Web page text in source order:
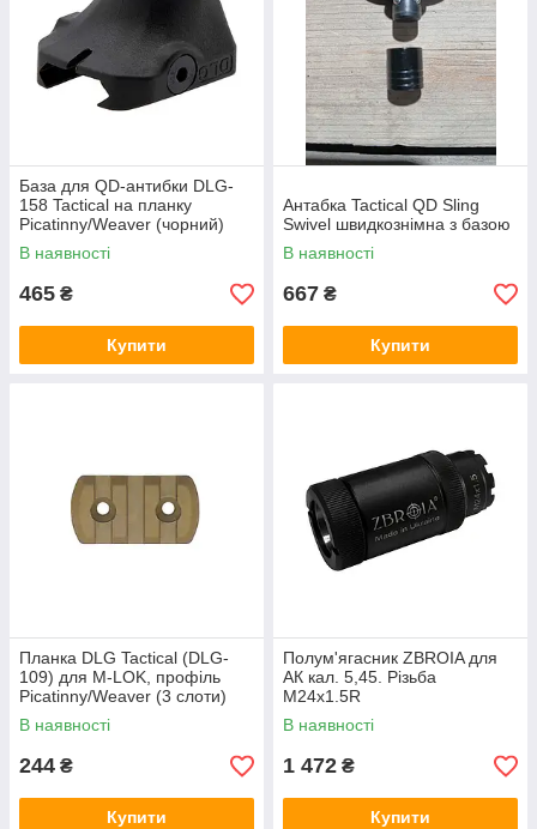
База для QD-антибки DLG-
158 Tactical на планку
Picatinny/Weaver (чорний)
В наявності
465 ₴
Купити
Антабка Tactical QD Sling
Swivel швидкознімна з базою
В наявності
667 ₴
Купити
Планка DLG Tactical (DLG-
109) для M-LOK, профіль
Picatinny/Weaver (3 слоти)
койот
В наявності
244 ₴
Купити
Полум'ягасник ZBROIA для
АК кал. 5,45. Різьба
М24x1.5R
В наявності
1 472 ₴
Купити